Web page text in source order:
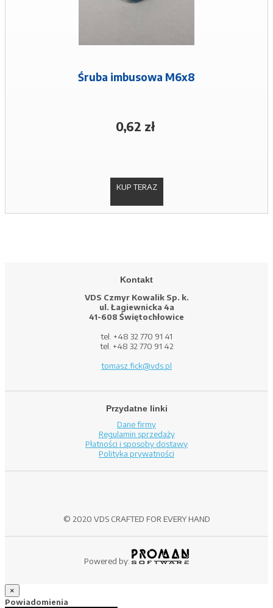
Śruba imbusowa M6x8
0,62 zł
KUP TERAZ
Kontakt
VDS Czmyr Kowalik Sp. k.
ul. Łagiewnicka 4a
41-608 Świętochłowice
tel. +48 32 770 91 41
tel. +48 32 770 91 42
tomasz.fick@vds.pl
Przydatne linki
Dane firmy
Regulamin sprzedaży
Płatności i sposoby dostawy
Polityka prywatności
© 2020 VDS CRAFTED FOR EVERY HAND
Powered by:
×
Powiadomienia